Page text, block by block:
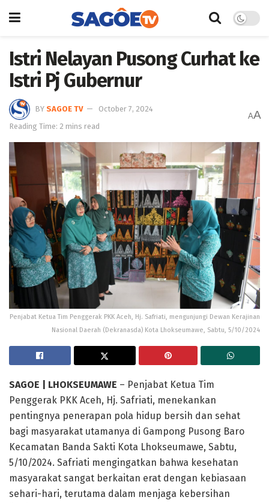
Istri Nelayan Pusong Curhat ke
Istri Pj Gubernur
BY SAGOE TV
October 7, 2024
Reading Time: 2 mins read
AA
Penjabat Ketua Tim Penggerak PKK Aceh, Hj. Safriati, mengunjungi Dewan Kerajinan
Nasional Daerah (Dekranasda) Kota Lhokseumawe, Sabtu, 5/10/2024
SAGOE | LHOKSEUMAWE – Penjabat Ketua Tim
Penggerak PKK Aceh, Hj. Safriati, menekankan
pentingnya penerapan pola hidup bersih dan sehat
bagi masyarakat utamanya di Gampong Pusong Baro
Kecamatan Banda Sakti Kota Lhokseumawe, Sabtu,
5/10/2024. Safriati mengingatkan bahwa kesehatan
masyarakat sangat berkaitan erat dengan kebiasaan
sehari-hari, terutama dalam menjaga kebersihan